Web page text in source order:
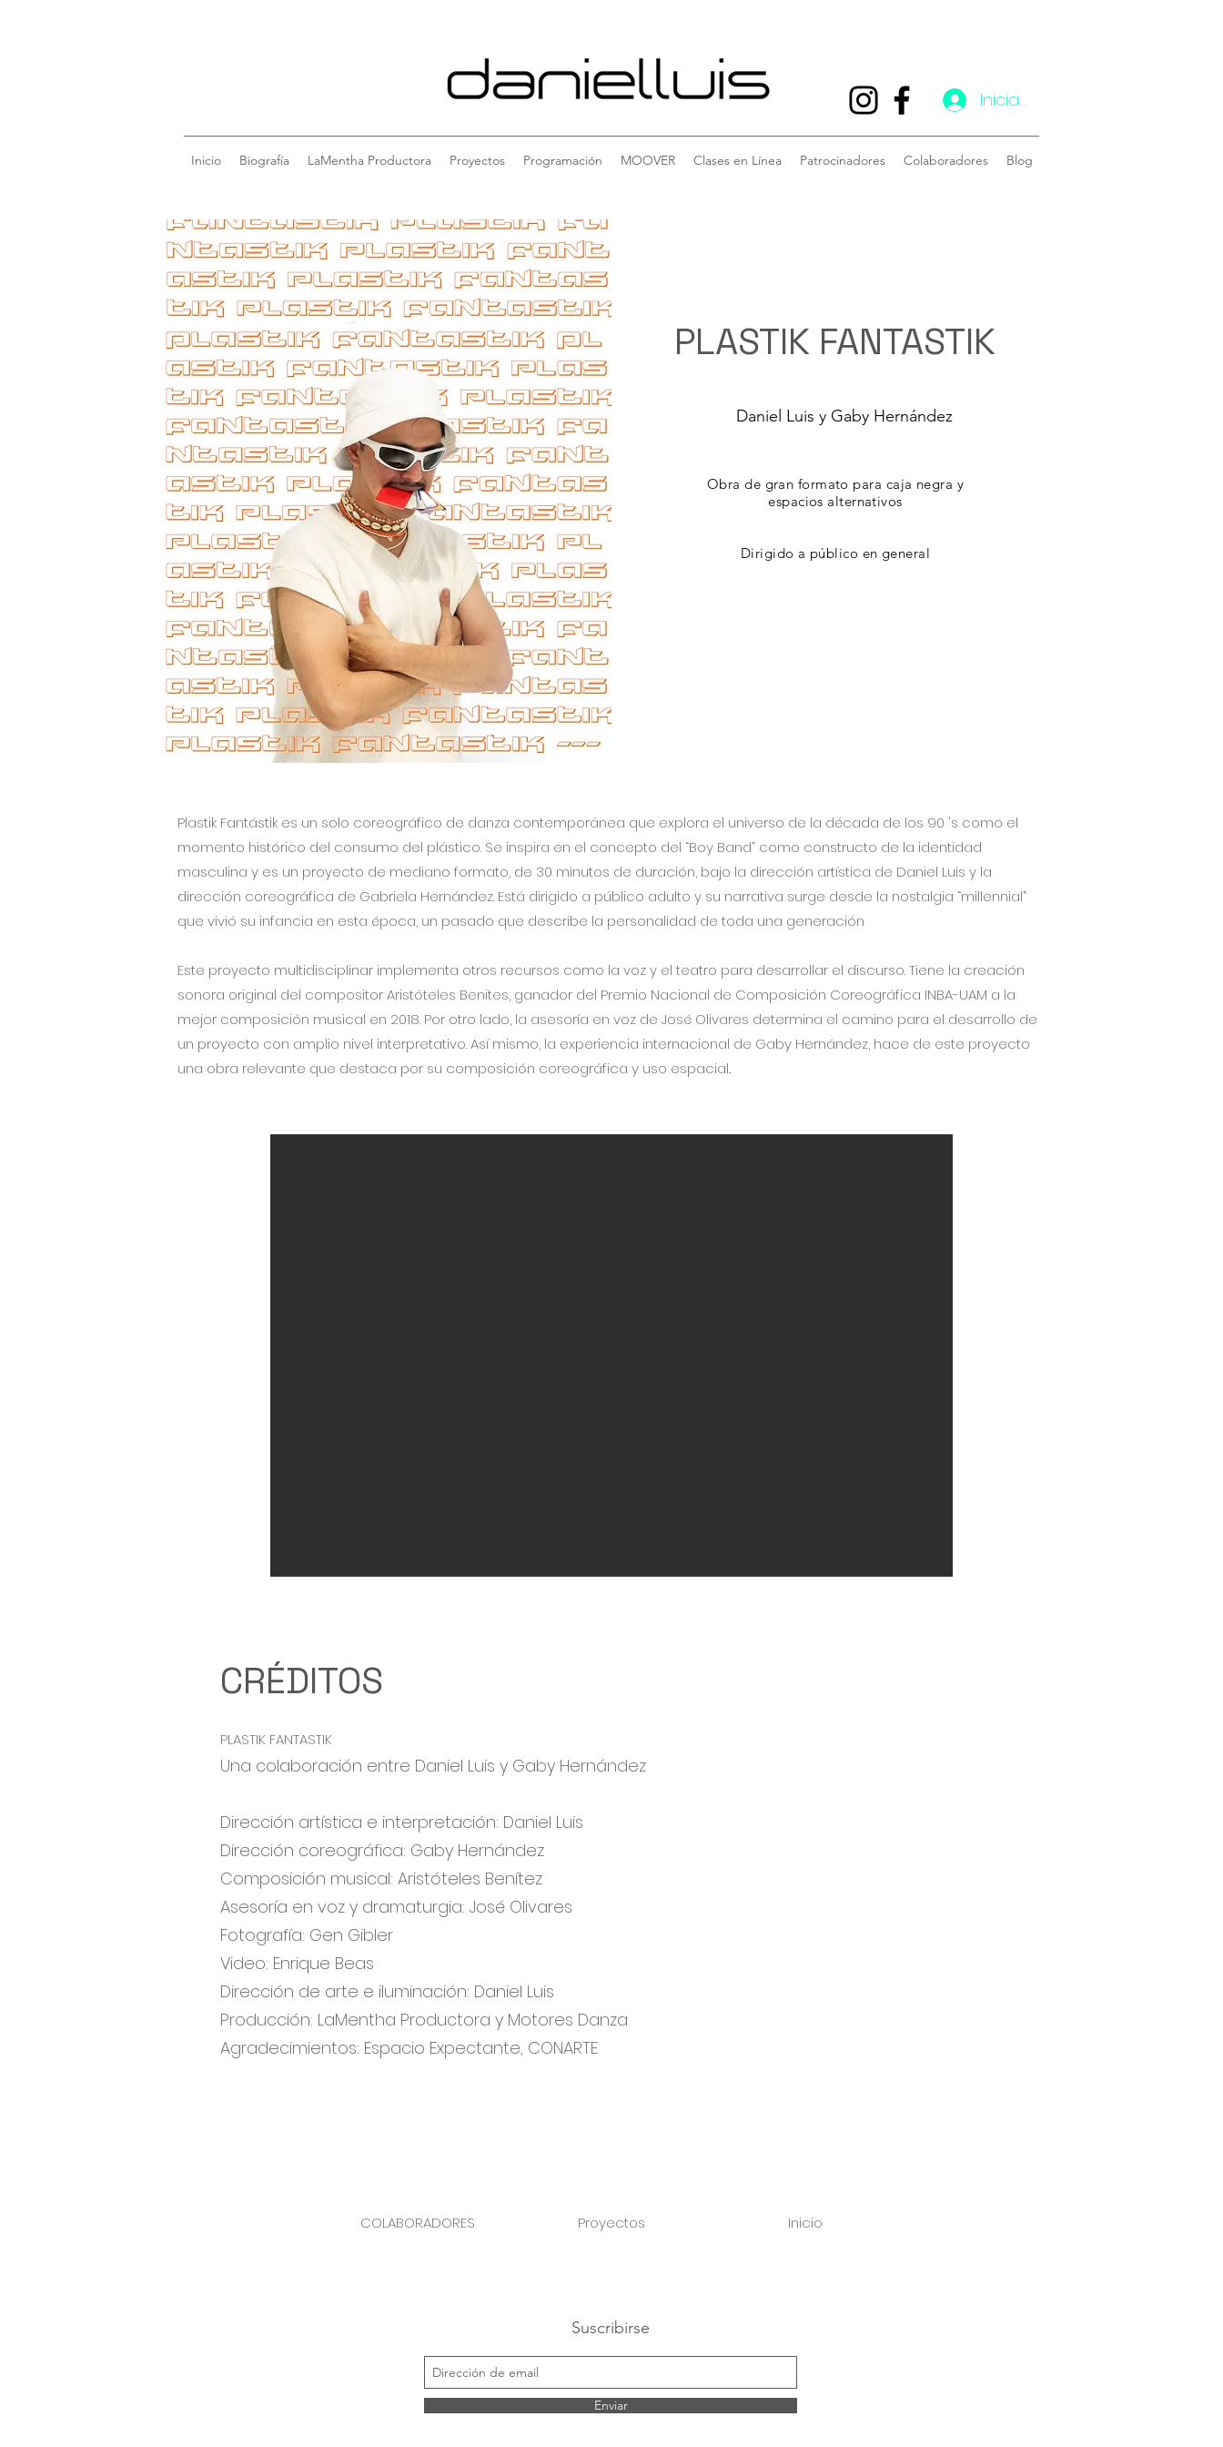
Iniciar sesión
Inicio Biografía LaMentha Productora Proyectos Programación MOOVER Clases en Línea Patrocinadores Colaboradores Blog
PLASTIK FANTASTIK
Daniel Luis y Gaby Hernández
Obra de gran formato para caja negra y
espacios alternativos
Dirigido a público en general
Plastik Fantástik es un solo coreográfico de danza contemporánea que explora el universo de la década de los 90 's como el
momento histórico del consumo del plástico. Se inspira en el concepto del “Boy Band” como constructo de la identidad
masculina y es un proyecto de mediano formato, de 30 minutos de duración, bajo la dirección artística de Daniel Luis y la
dirección coreográfica de Gabriela Hernández. Está dirigido a público adulto y su narrativa surge desde la nostalgia “millennial”
que vivió su infancia en esta época, un pasado que describe la personalidad de toda una generación
Este proyecto multidisciplinar implementa otros recursos como la voz y el teatro para desarrollar el discurso. Tiene la creación
sonora original del compositor Aristóteles Benites, ganador del Premio Nacional de Composición Coreográfica INBA-UAM a la
mejor composición musical en 2018. Por otro lado, la asesoría en voz de José Olivares determina el camino para el desarrollo de
un proyecto con amplio nivel interpretativo. Así mismo, la experiencia internacional de Gaby Hernández, hace de este proyecto
una obra relevante que destaca por su composición coreográfica y uso espacial..
CRÉDITOS
PLASTIK FANTASTIK
Una colaboración entre Daniel Luis y Gaby Hernández
Dirección artística e interpretación: Daniel Luis
Dirección coreográfica: Gaby Hernández
Composición musical: Aristóteles Benítez
Asesoría en voz y dramaturgia: José Olivares
Fotografía: Gen Gibler
Video: Enrique Beas
Dirección de arte e iluminación: Daniel Luis
Producción: LaMentha Productora y Motores Danza
Agradecimientos: Espacio Expectante, CONARTE
COLABORADORES Proyectos Inicio
Suscribirse
Enviar